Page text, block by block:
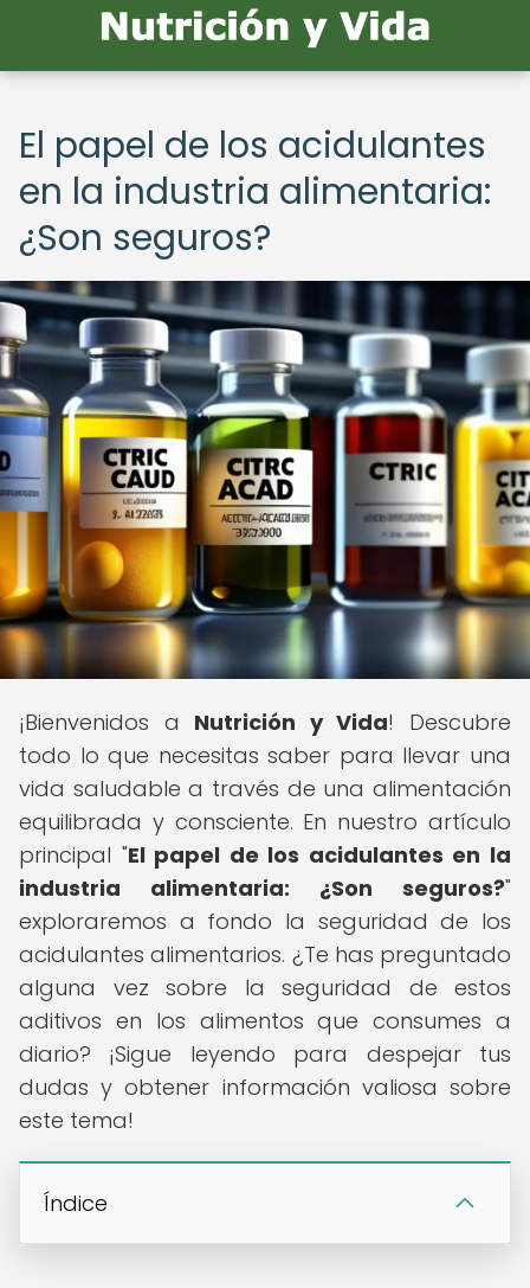
El papel de los acidulantes
en la industria alimentaria:
¿Son seguros?
¡Bienvenidos a Nutrición y Vida! Descubre
todo lo que necesitas saber para llevar una
vida saludable a través de una alimentación
equilibrada y consciente. En nuestro artículo
principal "El papel de los acidulantes en la
industria alimentaria: ¿Son seguros?"
exploraremos a fondo la seguridad de los
acidulantes alimentarios. ¿Te has preguntado
alguna vez sobre la seguridad de estos
aditivos en los alimentos que consumes a
diario? ¡Sigue leyendo para despejar tus
dudas y obtener información valiosa sobre
este tema!
Índice